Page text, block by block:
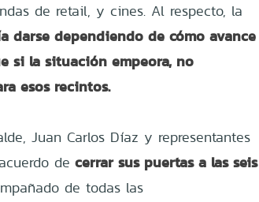
de retail, y cines. Al respecto, la
darse dependiendo de cómo avance
si la situación empeora, no
esos recintos.
Juan Carlos Díaz y representantes
de cerrar sus puertas a las seis
de todas las